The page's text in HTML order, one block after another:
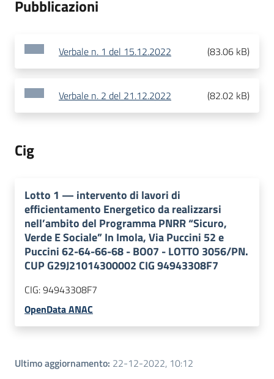
Pubblicazioni
Verbale n. 1 del 15.12.2022 (83.06 kB)
Verbale n. 2 del 21.12.2022 (82.02 kB)
Cig
Lotto 1 — intervento di lavori di
efficientamento Energetico da realizzarsi
nell’ambito del Programma PNRR “Sicuro,
Verde E Sociale” In Imola, Via Puccini 52 e
Puccini 62-64-66-68 - BO07 - LOTTO 3056/PN.
CUP G29J21014300002 CIG 94943308F7
CIG:94943308F7
OpenData ANAC
Ultimo aggiornamento: 22-12-2022, 10:12